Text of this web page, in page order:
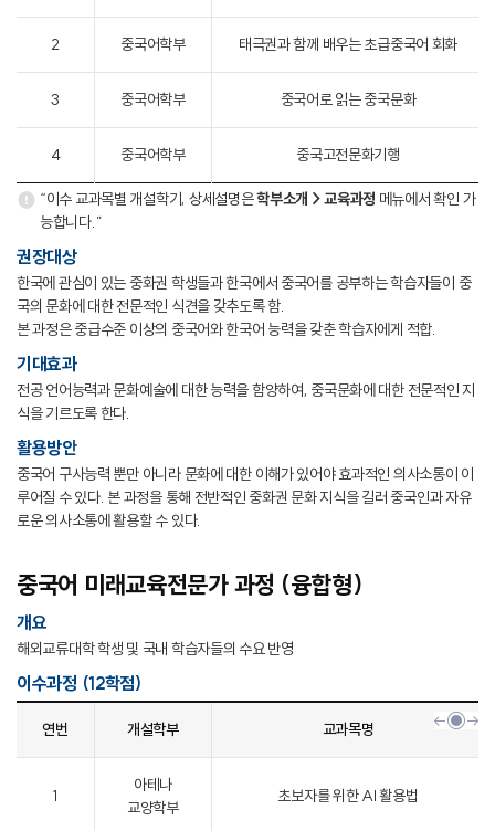
2 중국어학부 태극권과 함께 배우는 초급중국어 회화
3 중국어학부 중국어로 읽는 중국문화
4 중국어학부 중국고전문화기행
“이수 교과목별 개설학기, 상세설명은학부소개 > 교육과정 메뉴에서 확인 가
능합니다.”
권장대상
한국에 관심이 있는 중화권 학생들과 한국에서 중국어를 공부하는 학습자들이 중
국의 문화에 대한 전문적인 식견을 갖추도록 함.
본 과정은 중급수준 이상의 중국어와 한국어 능력을 갖춘 학습자에게 적합.
기대효과
전공 언어능력과 문화예술에 대한 능력을 함양하여, 중국문화에 대한 전문적인 지
식을 기르도록 한다.
활용방안
중국어 구사능력 뿐만 아니라 문화에 대한 이해가 있어야 효과적인 의사소통이 이
루어질 수 있다. 본 과정을 통해 전반적인 중화권 문화 지식을 길러 중국인과 자유
로운 의사소통에 활용할 수 있다.
중국어 미래교육전문가 과정 (융합형)
개요
해외교류대학 학생 및 국내 학습자들의 수요 반영
이수과정 (12학점)
연번 개설학부 교과목명
1
아테나
교양학부
초보자를 위한 AI 활용법